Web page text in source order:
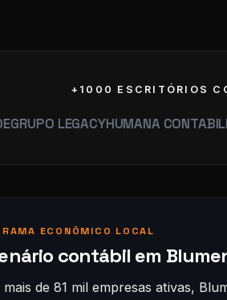
+1000 ESCRITÓRIOS
LEGACY HUMANA CONTABILIDADE
ECONÔMICO LOCAL
contábil em
mais de 81 mil empresas ativas,